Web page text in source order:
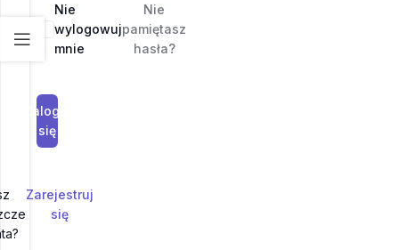
Nie
wylogowuj
mnie
Nie
pamiętasz
hasła?
Zaloguj
się
Zarejestruj
się